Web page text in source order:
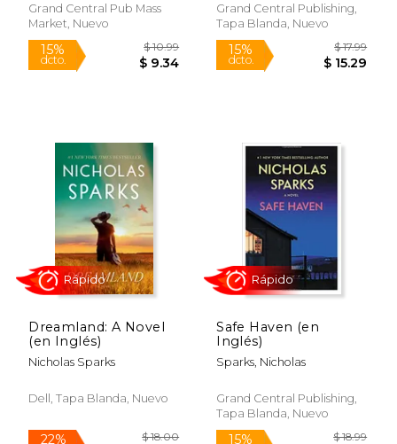
15%
dcto.
15%
dcto.
Rápido
Grand Central Pub Mass
Market, Nuevo
Grand Central Publishing,
Tapa Blanda, Nuevo
Dreamland: A Novel
(en Inglés)
Nicholas Sparks
Dell, Tapa Blanda, Nuevo
Safe Haven (en
Inglés)
Sparks, Nicholas
Grand Central Publishing,
Tapa Blanda, Nuevo